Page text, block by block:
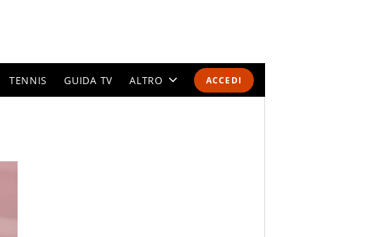
ACCEDI
TENNIS GUIDA TV ALTRO